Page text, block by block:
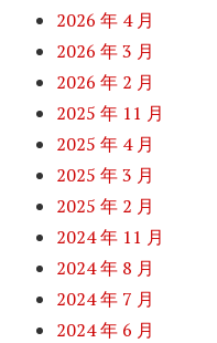
2026 年 4 月
2026 年 3 月
2026 年 2 月
2025 年 11 月
2025 年 4 月
2025 年 3 月
2025 年 2 月
2024 年 11 月
2024 年 8 月
2024 年 7 月
2024 年 6 月